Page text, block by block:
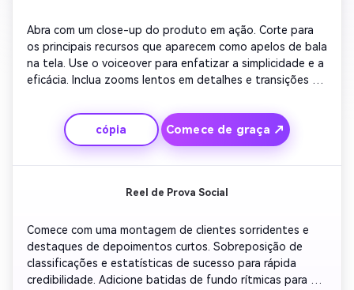
Abra com um close-up do produto em ação. Corte para
os principais recursos que aparecem como apelos de bala
na tela. Use o voiceover para enfatizar a simplicidade e a
eficácia. Inclua zooms lentos em detalhes e transições
de contato e animação de compra clara para aumentar o
impacto da conversão.
cópia Comece de graça ↗
Reel de Prova Social
Comece com uma montagem de clientes sorridentes e
destaques de depoimentos curtos. Sobreposição de
classificações e estatísticas de sucesso para rápida
credibilidade. Adicione batidas de fundo rítmicas para